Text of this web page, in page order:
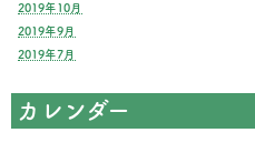
2019年10月
2019年9月
2019年7月
カレンダー